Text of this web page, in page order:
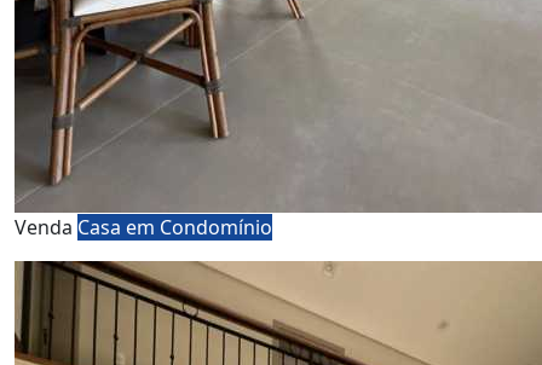
Venda Casa em Condomínio